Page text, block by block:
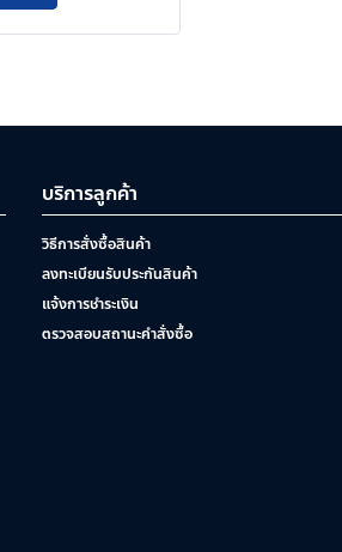
บริการลูกค้า
วิธีการสั่งซื้อสินค้า
ลงทะเบียนรับประกันสินค้า
แจ้งการชำระเงิน
ตรวจสอบสถานะคำสั่งซื้อ